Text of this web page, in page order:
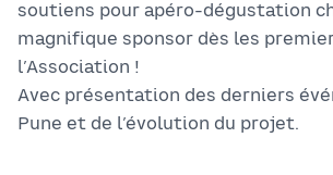
soutiens pour apéro-dégustation
magnifique sponsor dès les
l’Association !
Avec présentation des derniers
Pune et de l’évolution du projet.